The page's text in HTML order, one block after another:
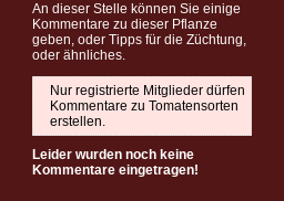
An dieser Stelle können Sie einige
Kommentare zu dieser Pflanze
geben, oder Tipps für die Züchtung,
oder ähnliches.
Nur registrierte Mitglieder dürfen
Kommentare zu Tomatensorten
erstellen.
Leider wurden noch keine
Kommentare eingetragen!